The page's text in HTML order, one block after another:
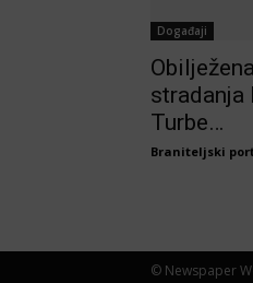
Događaji
stradanja
Turbe…
Braniteljski
© Newspaper